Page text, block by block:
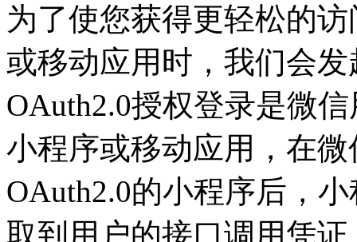
为了使您获得更轻松的
或移动应用时，我们会
OAuth2.0授权登录是微
小程序或移动应用，在
OAuth2.0的小程序后，
取到用户的接口调用凭证